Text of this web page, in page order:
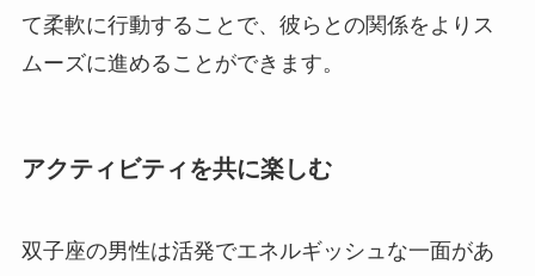
て柔軟に行動することで、彼らとの関係をよりス
ムーズに進めることができます。
アクティビティを共に楽しむ
双子座の男性は活発でエネルギッシュな一面があ